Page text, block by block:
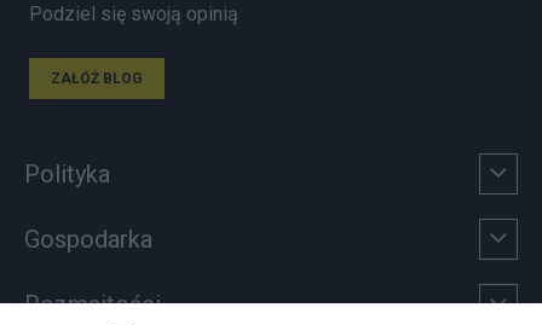
Podziel się swoją opinią
ZAŁÓŻ BLOG
Polityka
Gospodarka
Rozmaitości